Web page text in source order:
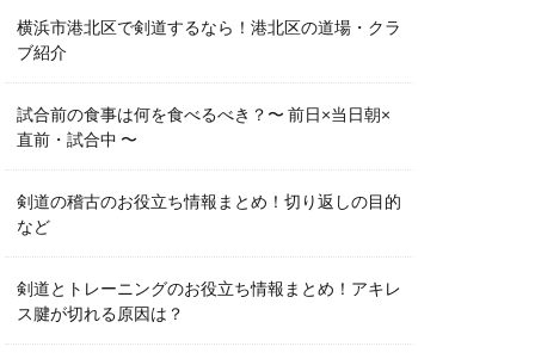
横浜市港北区で剣道するなら！港北区の道場・クラ
ブ紹介
試合前の食事は何を食べるべき？〜 前日×当日朝×
直前・試合中 〜
剣道の稽古のお役立ち情報まとめ！切り返しの目的
など
剣道とトレーニングのお役立ち情報まとめ！アキレ
ス腱が切れる原因は？